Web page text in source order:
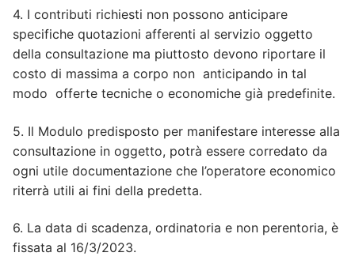
4. I contributi richiesti non possono anticipare
specifiche quotazioni afferenti al servizio oggetto
della consultazione ma piuttosto devono riportare il
costo di massima a corpo non anticipando in tal
modo offerte tecniche o economiche già predefinite.
5. Il Modulo predisposto per manifestare interesse alla
consultazione in oggetto, potrà essere corredato da
ogni utile documentazione che l’operatore economico
riterrà utili ai fini della predetta.
6. La data di scadenza, ordinatoria e non perentoria, è
fissata al 16/3/2023.